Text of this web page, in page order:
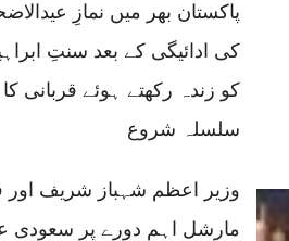
پاکستان بھر میں نمازِ
کی ادائیگی کے بعد سنتِ
کو زندہ رکھتے ہوئے قربانی کا
سلسلہ شروع
وزیر اعظم شہباز شریف اور
مارشل اہم دورے پر سعودی